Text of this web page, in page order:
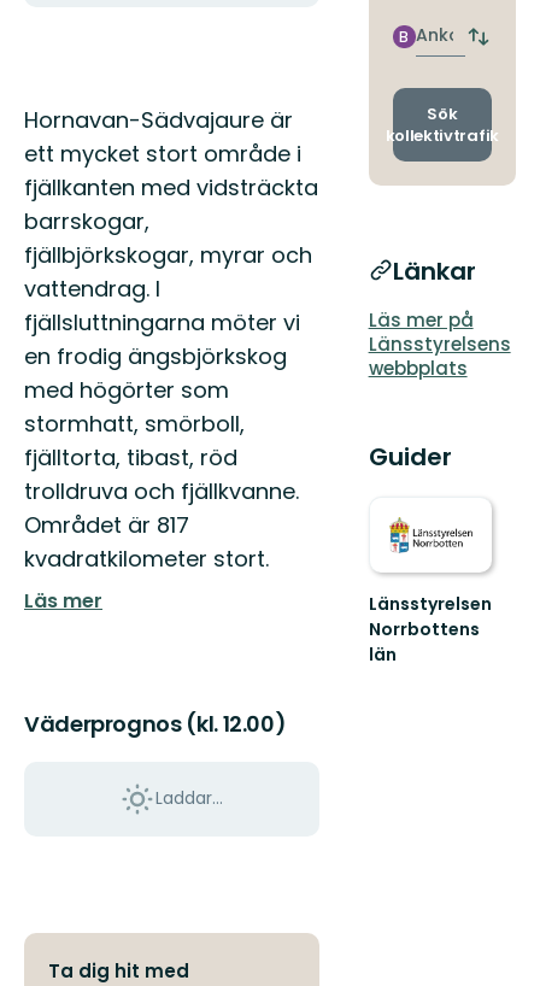
Beskrivning
Hornavan-Sädvajaure är
ett mycket stort område i
fjällkanten med vidsträckta
barrskogar,
fjällbjörkskogar, myrar och
vattendrag. I
fjällsluttningarna möter vi
en frodig ängsbjörkskog
med högörter som
stormhatt, smörboll,
fjälltorta, tibast, röd
trolldruva och fjällkvanne.
Området är 817
kvadratkilometer stort.
Läs mer
Väderprognos (kl. 12.00)
Laddar...
Ta dig hit med
Ankomst
B
Byt
och
Sök
kollektivtrafik
Länkar
Läs mer på
Länsstyrelsens
webbplats
Guider
Länsstyrelsen
Norrbottens
län